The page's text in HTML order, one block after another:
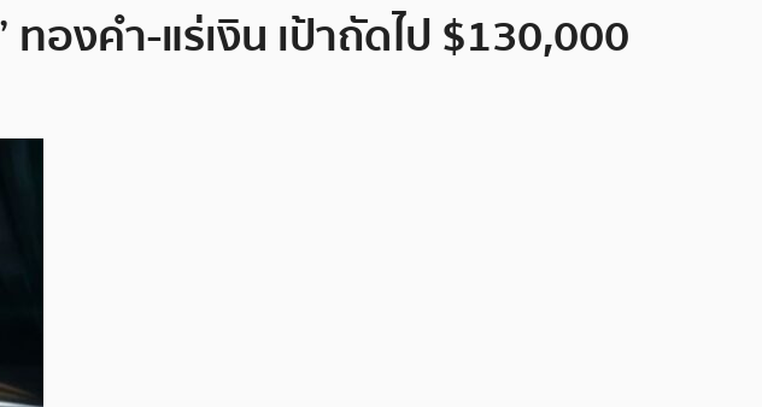
องคำ-แร่เงิน เป้าถัดไป $130,000